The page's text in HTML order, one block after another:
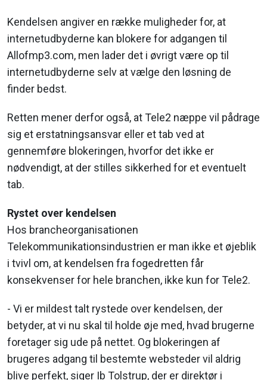
Kendelsen angiver en række muligheder for, at
internetudbyderne kan blokere for adgangen til
Allofmp3.com, men lader det i øvrigt være op til
internetudbyderne selv at vælge den løsning de
finder bedst.
Retten mener derfor også, at Tele2 næppe vil pådrage
sig et erstatningsansvar eller et tab ved at
gennemføre blokeringen, hvorfor det ikke er
nødvendigt, at der stilles sikkerhed for et eventuelt
tab.
Rystet over kendelsen
Hos brancheorganisationen
Telekommunikationsindustrien er man ikke et øjeblik
i tvivl om, at kendelsen fra fogedretten får
konsekvenser for hele branchen, ikke kun for Tele2.
- Vi er mildest talt rystede over kendelsen, der
betyder, at vi nu skal til holde øje med, hvad brugerne
foretager sig ude på nettet. Og blokeringen af
brugeres adgang til bestemte websteder vil aldrig
blive perfekt, siger Ib Tolstrup, der er direktør i